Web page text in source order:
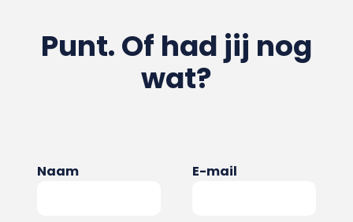
Punt. Of had jij nog
wat?
Naam E-mail